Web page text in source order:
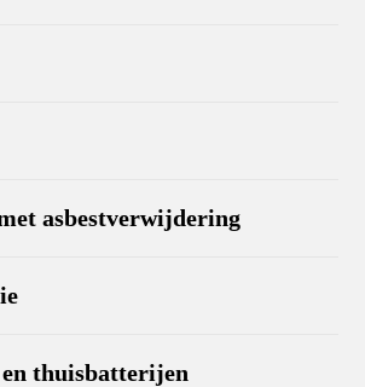
asbestverwijdering
en thuisbatterijen